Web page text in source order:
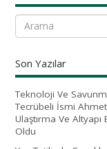
Son Yazılar
Teknoloji Ve
Tecrübeli İsmi
Ulaştırma Ve Altyapı
Oldu